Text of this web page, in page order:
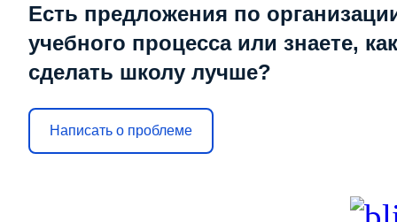
Есть предложения по
учебного процесса или знаете, как
сделать школу лучше?
Написать о проблеме